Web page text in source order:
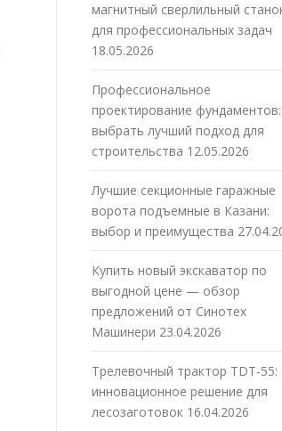
магнитный сверлильный
для профессиональных задач
18.05.2026
Профессиональное
проектирование
выбрать лучший подход для
строительства 12.05.2026
Лучшие секционные гаражные
ворота подъемные в Казани:
выбор и преимущества
Купить новый экскаватор по
выгодной цене — обзор
предложений от Синотех
Машинери 23.04.2026
Трелевочный трактор TDT-55:
инновационное решение для
лесозаготовок 16.04.2026